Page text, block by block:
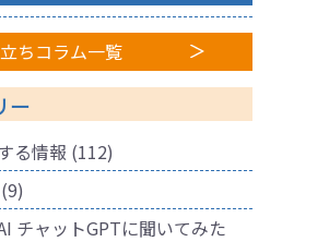
ちコラム一覧
ー
る情報 (112)
(9)
チャットGPTに聞いてみた